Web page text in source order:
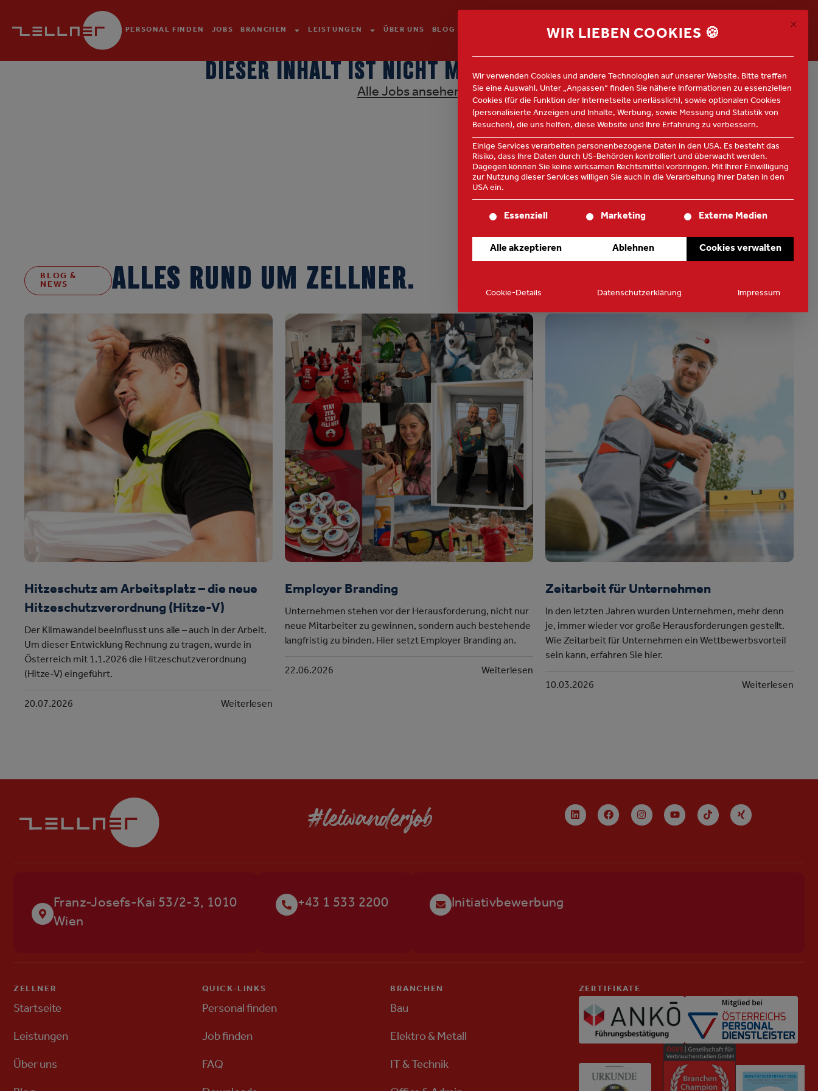
PERSONAL FINDEN JOBS BRANCHEN LEISTUNGEN ÜBER UNS BLOG
DIESER INHALT IST NICHT MEHR VERFÜGBAR
Alle Jobs ansehen
BLOG &
NEWS
ALLES RUND UM ZELLNER.
Hitzeschutz am Arbeitsplatz – die neue
Hitzeschutzverordnung (Hitze-V)
Der Klimawandel beeinflusst uns alle – auch in der Arbeit.
Um dieser Entwicklung Rechnung zu tragen, wurde in
Österreich mit 1.1.2026 die Hitzeschutzverordnung
(Hitze-V) eingeführt.
20.07.2026 Weiterlesen
Employer Branding
Unternehmen stehen vor der Herausforderung, nicht nur
neue Mitarbeiter zu gewinnen, sondern auch bestehende
langfristig zu binden. Hier setzt Employer Branding an.
22.06.2026 Weiterlesen
Zeitarbeit für Unternehmen
In den letzten Jahren wurden Unternehmen, mehr denn
je, immer wieder vor große Herausforderungen gestellt.
Wie Zeitarbeit für Unternehmen ein Wettbewerbsvorteil
sein kann, erfahren Sie hier.
10.03.2026 Weiterlesen
Franz-Josefs-Kai 53/2-3, 1010
Wien
+43 1 533 2200 Initiativbewerbung
ZELLNER
Startseite
Leistungen
Über uns
QUICK-LINKS
Personal finden
Job finden
FAQ
BRANCHEN
Bau
Elektro & Metall
IT & Technik
ZERTIFIKATE
Mit
WIR LIEBEN COOKIES 🍪
Wir verwenden Cookies und andere Technologien auf unserer Website. Bitte treffen
Sie eine Auswahl. Unter „Anpassen“ finden Sie nähere Informationen zu essenziellen
Cookies (für die Funktion der Internetseite unerlässlich), sowie optionalen Cookies
(personalisierte Anzeigen und Inhalte, Werbung, sowie Messung und Statistik von
Besuchen), die uns helfen, diese Website und Ihre Erfahrung zu verbessern.
Einige Services verarbeiten personenbezogene Daten in den USA. Es besteht das
Risiko, dass Ihre Daten durch US-Behörden kontrolliert und überwacht werden.
Dagegen können Sie keine wirksamen Rechtsmittel vorbringen. Mit Ihrer Einwilligung
zur Nutzung dieser Services willigen Sie auch in die Verarbeitung Ihrer Daten in den
USA ein.
Es folgt eine Liste der Service-Gruppen, für die eine Einwilligung erteilt
Essenziell Marketing Externe Medien
Alle akzeptieren Ablehnen Cookies verwalten
Cookie-Details Datenschutzerklärung Impressum